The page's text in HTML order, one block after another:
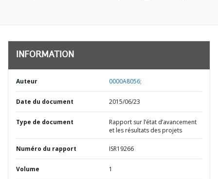
INFORMATION
Auteur 0000A8056;
Date du document 2015/06/23
Type de document
Rapport sur l’état d’avancement
et les résultats des projets
Numéro du rapport ISR19266
Volume 1